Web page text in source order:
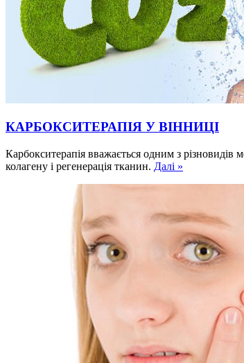
КАРБОКСИТЕРАПІЯ У ВІННИЦІ
Карбокситерапія вважається одним з
колагену і регенерація тканин. Далі »